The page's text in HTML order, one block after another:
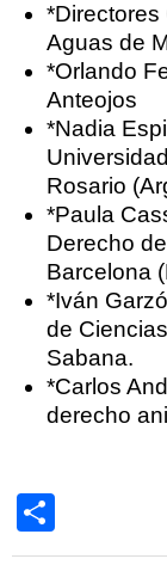
Aguas de
*Orlando
Anteojos
*Nadia
Rosario
*Paula
Derecho
Barcelona
*Iván
de
Sabana.
*Carlos
derecho